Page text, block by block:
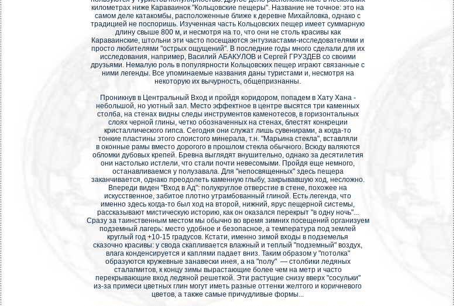
километрах ниже Караваинок "Кольцовские пещеры". Название не точное: это на
самом деле катакомбы, расположенные ближе к деревне Михайловка, однако с
традицией не поспоришь. Изученная часть Кольцовских пещер имеет суммарную
длину свыше 800 м, и несмотря на то, что они не столь красивы как
Караваинские, штольни эти часто посещаются энтузиастами-исследователями и
просто любителями "острых ощущений". В последние годы много сделали для их
исследования, например, Василий АБАКУЛОВ и Сергей ГРУЗДЕВ со своими
друзьями. Немалую роль в популярности Кольцовских пещер играют связанные с
ними легенды. Все упоминаемые названия даны туристами и, несмотря на
некоторую их вычурность, общепризнанны.
Проникнув в Центральный Вход и пройдя коридором, попадем в Хату Хана -
небольшой, но уютный зал. Место эффектное в центре высятся три каменных
столба, на стенах видны следы инструментов каменотесов, в горизонтальных
слоях черной глины, четко обозначенных на стенах, блестят конкреции
кристаллического гипса. Сегодня они служат лишь сувенирами, а когда-то
тонкие пластины этого слоистого минерала, т.н. "Марьина стекла", вставляли
в оконные рамы вместо дорогого в прошлом стекла обычного. Всюду валяются
обломки дубовых крепей. Бревна выглядят внушительно, однако за десятилетия
они настолько истлели, что стали почти невесомыми. Пройдя еще немного,
останавливаемся у полузавала. Для "непосвященных" здесь пещера
заканчивается, однако преодолеть каменную глыбу, закрывавшую ход, несложно.
Впереди виден "Вход в Ад": полукруглое отверстие в стене, похожее на
искусственное, забитое плотно утрамбованный глиной. Есть легенда, что
именно здесь когда-то был ход на второй, нижний, ярус пещерной системы,
рассказывают мистическую историю, как он оказался перекрыт "в одну ночь"...
Сразу за таинственным местом мы обычно во время зимних посещений организуем
подземный лагерь: место удобное и безопасное, а температура под землей
круглый год +10-15 градусов. Кстати, именно зимой входы в подземелья
сказочно красивы: у свода скапливается влажный и теплый "подземный" воздух,
влага конденсируется и каплями падает вниз. Таким образом у "потолка"
образуются кружевные занавески инея, а на "полу" — столбики ледяных
сталагмитов, к концу зимы вырастающие более чем на метр и часто
перекрывающие вход ледяной решеткой. Эти растущие снизу вверх "сосульки"
из-за примеси цветных глин могут иметь разные оттенки желтого и коричневого
цветов, а также самые причудливые формы...